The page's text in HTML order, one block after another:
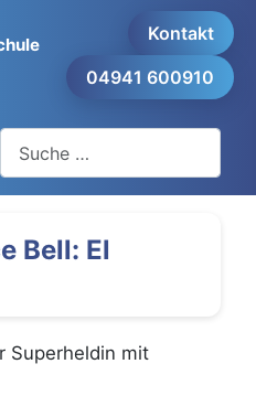
Kontakt
04941 600910
Bell: El
Superheldin mit